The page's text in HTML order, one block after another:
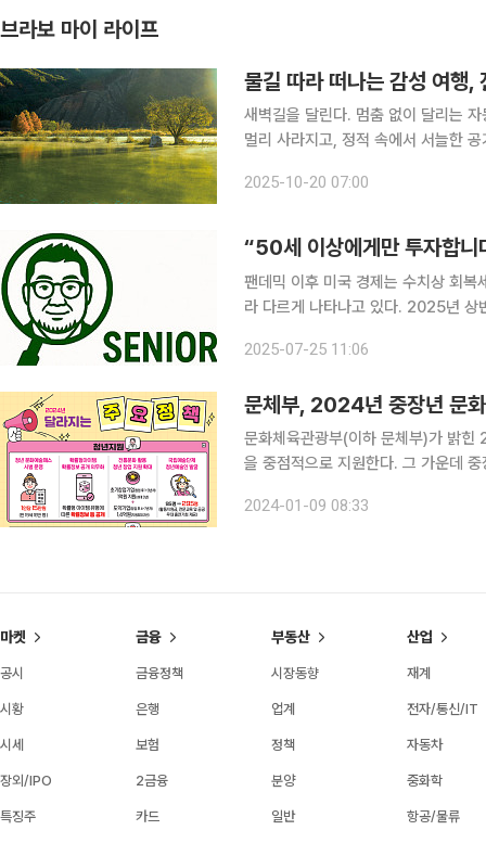
브라보 마이 라이프
물길 따라 떠나는 감성 여행,
새벽길을 달린다. 멈춤 없이 달리는
멀리 사라지고, 정적 속에서 서늘한 공기가 숨을 쉬듯 흐른다. 차창을 스치는 짙푸르고
다. 물안개 피어오르는 용담호의 새
2025-10-20 07:00
“50세 이상에게만 투자합
팬데믹 이후 미국 경제는 수치상 회
라 다르게 나타나고 있다. 2025년 상
은 여전히 팬데믹 이전 수준을 회복하
2025-07-25 11:06
문체부, 2024년 중장년 문
문화체육관광부(이하 문체부)가 밝
을 중점적으로 지원한다. 그 가운데
패스’ 시범 운영, 청년 창업 지원 등이
2024-01-09 08:33
마켓
공시
시황
시세
장외/IPO
특징주
금융
금융정책
은행
보험
2금융
카드
부동산
시장동향
업계
정책
분양
일반
산업
재계
전자/통신/IT
자동차
중화학
항공/물류